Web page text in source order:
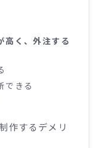
高く、外注する
できる
作するデメリ